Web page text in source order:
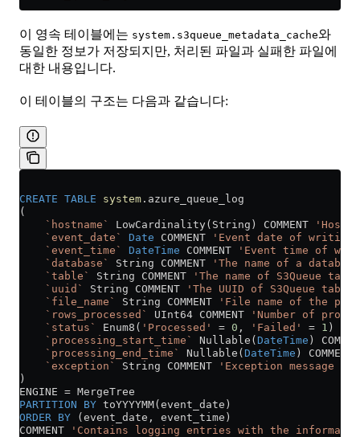
이 영속 테이블에는 system.s3queue_metadata_cache와
동일한 정보가 저장되지만, 처리된 파일과 실패한 파일에
대한 내용입니다.
이 테이블의 구조는 다음과 같습니다:
CREATE TABLE system .azure_queue_log
(
    `hostname`
LowCardinality(String) COMMENT
    `event_date`
Date COMMENT
'Event date of
    `event_time`
DateTime COMMENT
'Event time of
    `database`
String COMMENT
'The name of a
    `table`
String COMMENT
'The name of S3Queue
    `uuid`
String COMMENT
'The UUID of S3Queue table'
    `file_name`
String COMMENT
'File name of the
    `rows_processed`
UInt64 COMMENT
'Number of
    `status`
Enum8( 'Processed' = 0 , 'Failed' = 1 )
    `processing_start_time`
Nullable( DateTime )
    `processing_end_time`
Nullable( DateTime ) COMMENT
    `exception`
String COMMENT
'Exception message if
)
ENGINE = MergeTree
PARTITION BY toYYYYMM(event_date)
ORDER BY (event_date, event_time)
COMMENT
'Contains logging entries with the